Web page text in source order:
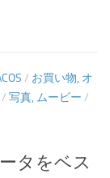
/ お買い物, オ
/ 写真, ムービー /
タをベス